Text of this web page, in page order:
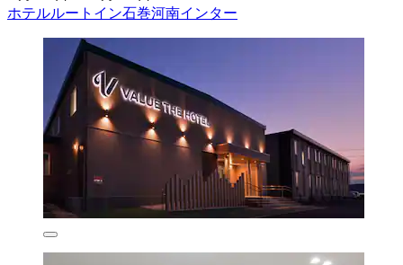
ホテルルートイン石巻河南インター